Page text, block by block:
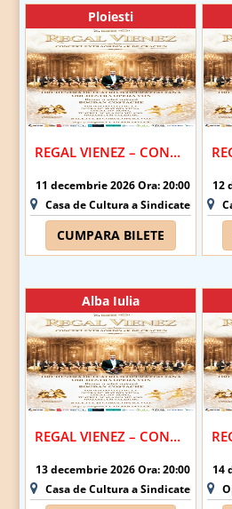
Ploiesti
REGAL VIENEZ – CONCERT EXTRAORDINAR DE CRACIUN | PLOIESTI
11 decembrie 2026 Ora: 20:00
Casa de Cultura a Sindicatelor -
CUMPARA BILETE
12
Alba Iulia
REGAL VIENEZ – CONCERT EXTRAORDINAR DE CRACIUN | ALBA IULIA
13 decembrie 2026 Ora: 20:00
Casa de Cultura a Sindicatelor
14